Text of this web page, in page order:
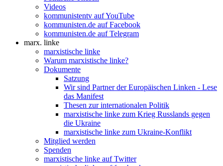
Videos
kommunistentv auf YouTube
kommunisten.de auf Facebook
kommunisten.de auf Telegram
marx. linke
marxistische linke
Warum marxistische linke?
Dokumente
Satzung
Wir sind Partner der Europäischen Linken - Lese
das Manifest
Thesen zur internationalen Politik
marxistische linke zum Krieg Russlands gegen
die Ukraine
marxistische linke zum Ukraine-Konflikt
Mitglied werden
Spenden
marxistische linke auf Twitter